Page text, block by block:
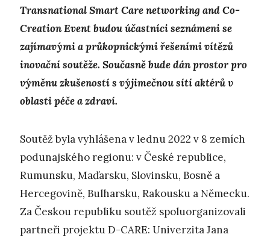
Transnational Smart Care networking and Co-
Creation Event budou účastníci seznámeni se
zajímavýmia průkopnickými řešeními vítězů
inovační soutěže. Současně bude dán prostor pro
výměnu zkušeností s výjimečnou sítí aktérů v
oblasti péče a zdraví.
Soutěž byla vyhlášena v lednu 2022 v 8 zemích
podunajského regionu: v České republice,
Rumunsku, Maďarsku, Slovinsku, Bosně a
Hercegovině, Bulharsku, Rakousku a Německu.
Za Českou republiku soutěž spoluorganizovali
partneři projektu D-CARE: Univerzita Jana